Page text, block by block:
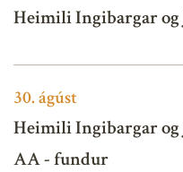
Heimili Ingibargar og
30.ágúst
Heimili Ingibargar og
AA - fundur